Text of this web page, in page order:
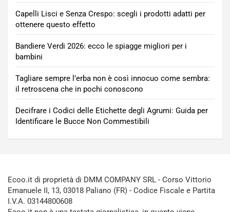
Capelli Lisci e Senza Crespo: scegli i prodotti adatti per
ottenere questo effetto
Bandiere Verdi 2026: ecco le spiagge migliori per i
bambini
Tagliare sempre l’erba non è così innocuo come sembra:
il retroscena che in pochi conoscono
Decifrare i Codici delle Etichette degli Agrumi: Guida per
Identificare le Bucce Non Commestibili
Ecoo.it di proprietà di DMM COMPANY SRL - Corso Vittorio
Emanuele II, 13, 03018 Paliano (FR) - Codice Fiscale e Partita
I.V.A. 03144800608